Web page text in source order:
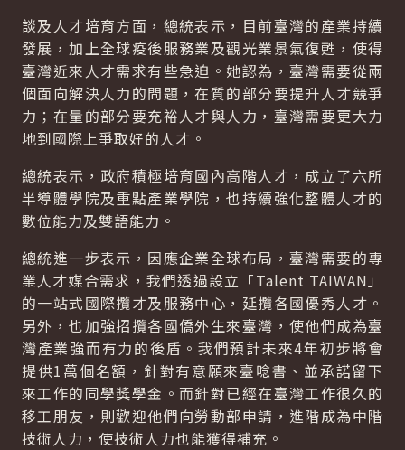
談及人才培育方面，總統表示，目前臺灣的產業持續
發展，加上全球疫後服務業及觀光業景氣復甦，使得
臺灣近來人才需求有些急迫。她認為，臺灣需要從兩
個面向解決人力的問題，在質的部分要提升人才競爭
力；在量的部分要充裕人才與人力，臺灣需要更大力
地到國際上爭取好的人才。
總統表示，政府積極培育國內高階人才，成立了六所
半導體學院及重點產業學院，也持續強化整體人才的
數位能力及雙語能力。
總統進一步表示，因應企業全球布局，臺灣需要的專
業人才媒合需求，我們透過設立「Talent TAIWAN」
的一站式國際攬才及服務中心，延攬各國優秀人才。
另外，也加強招攬各國僑外生來臺灣，使他們成為臺
灣產業強而有力的後盾。我們預計未來4年初步將會
提供1萬個名額，針對有意願來臺唸書、並承諾留下
來工作的同學獎學金。而針對已經在臺灣工作很久的
移工朋友，則歡迎他們向勞動部申請，進階成為中階
技術人力，使技術人力也能獲得補充。